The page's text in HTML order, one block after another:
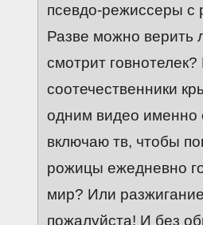
псевдо-режиссеры с
Разве можно верить
смотрит
соотечественники
одним видео именно
включаю тв, чтобы
рожицы ежедневно
мир? Или
пожалуйста! И без